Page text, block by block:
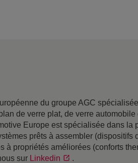
du groupe AGC
de verre plat, de verre
Europe est spécialisée dans la
prêts à assembler (dispositifs
propriétés améliorées (conforts
sur Linkedin .